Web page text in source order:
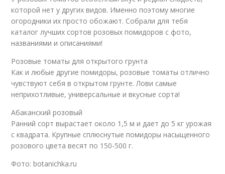
которой нет у других видов. Именно поэтому многие
огородники их просто обожают. Собрали для тебя
каталог лучших сортов розовых помидоров с фото,
названиями и описаниями!
Розовые томаты для открытого грунта
Как и любые другие помидоры, розовые томаты отлично
чувствуют себя в открытом грунте. Лови самые
неприхотливые, универсальные и вкусные сорта!
Абаканский розовый
Ранний сорт вырастает около 1,5 м и дает до 5 кг урожая
с квадрата. Крупные сплюснутые помидоры насыщенного
розового цвета весят по 150-500 г.
Фото: botanichka.ru